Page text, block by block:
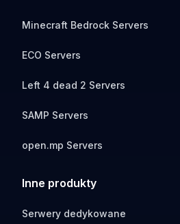
Minecraft Bedrock Servers
ECO Servers
Left 4 dead 2 Servers
SAMP Servers
open.mp Servers
Inne produkty
Serwery dedykowane